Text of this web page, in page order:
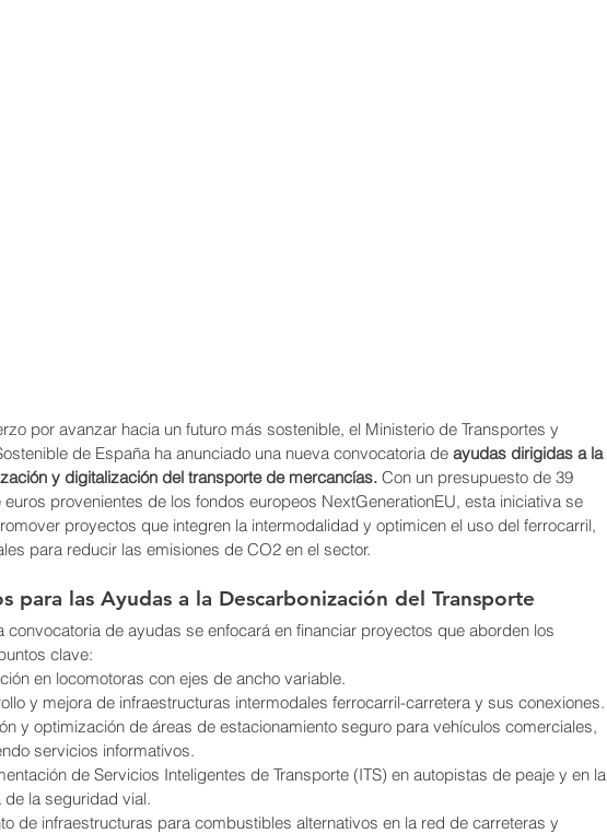
por avanzar hacia un futuro más sostenible, el Ministerio de Transportes y
de España ha anunciado una nueva convocatoria de ayudas dirigidas a la
y digitalización del transporte de mercancías. Con un presupuesto de 39
euros provenientes de los fondos europeos NextGenerationEU, esta iniciativa se
proyectos que integren la intermodalidad y optimicen el uso del ferrocarril,
para reducir las emisiones de CO2 en el sector.
para las Ayudas a la Descarbonización del Transporte
convocatoria de ayudas se enfocará en financiar proyectos que aborden los
clave:
en locomotoras con ejes de ancho variable.
y mejora de infraestructuras intermodales ferrocarril-carretera y sus conexiones.
y optimización de áreas de estacionamiento seguro para vehículos comerciales,
servicios informativos.
de Servicios Inteligentes de Transporte (ITS) en autopistas de peaje y en la
de la seguridad vial.
de infraestructuras para combustibles alternativos en la red de carreteras y